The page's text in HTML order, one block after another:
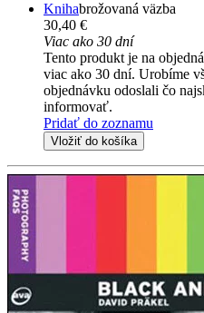
Knihabrožovaná väzba
30,40 €
Viac ako 30 dní
Tento produkt je na
viac ako 30 dní. Urobíme
objednávku odoslali čo
informovať.
Pridať do zoznamu
Vložiť do košíka